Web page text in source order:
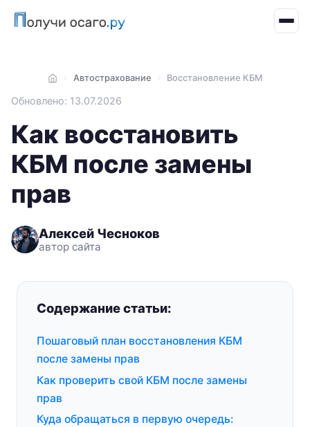
Главная
Автострахование Восстановление КБМ
Обновлено: 13.07.2026
Как восстановить
КБМ после замены
прав
Алексей Чесноков
автор сайта
Содержание статьи:
Пошаговый план восстановления КБМ
после замены прав
Как проверить свой КБМ после замены
прав
Куда обращаться в первую очередь: